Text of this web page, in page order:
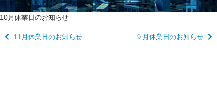
10月休業日のお知らせ
９月休業日のお知らせ
11月休業日のお知らせ